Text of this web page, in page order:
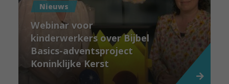
Nieuws
Webinar voor
kinderwerkers over Bijbel
Basics-adventsproject
Koninklijke Kerst